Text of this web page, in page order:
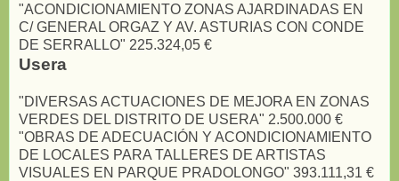
"ACONDICIONAMIENTO ZONAS AJARDINADAS EN
C/ GENERAL ORGAZ Y AV. ASTURIAS CON CONDE
DE SERRALLO" 225.324,05 €
Usera
"DIVERSAS ACTUACIONES DE MEJORA EN ZONAS
VERDES DEL DISTRITO DE USERA" 2.500.000 €
"OBRAS DE ADECUACIÓN Y ACONDICIONAMIENTO
DE LOCALES PARA TALLERES DE ARTISTAS
VISUALES EN PARQUE PRADOLONGO" 393.111,31 €